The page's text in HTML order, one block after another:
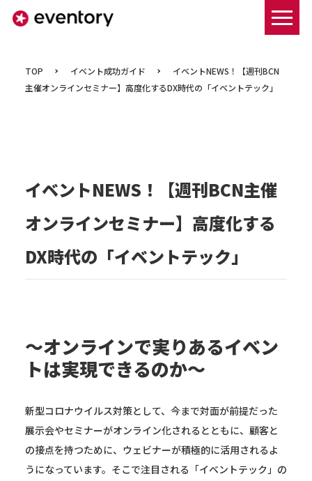
TOP イベント成功ガイド
イベントNEWS！【週刊BCN
主催オンラインセミナー】高度化するDX時代の「イベントテック」
イベントNEWS！【週刊BCN主催
オンラインセミナー】高度化する
DX時代の「イベントテック」
～オンラインで実りあるイベン
トは実現できるのか～
新型コロナウイルス対策として、今まで対面が前提だった
展示会やセミナーがオンライン化されるとともに、顧客と
の接点を持つために、ウェビナーが積極的に活用されるよ
うになっています。そこで注目される「イベントテック」の